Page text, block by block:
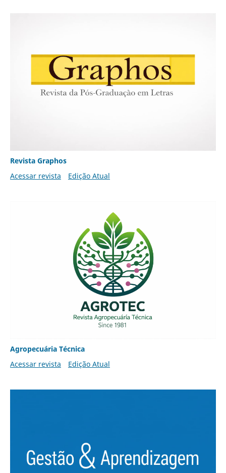
Revista Graphos
Acessar revista
Edição Atual
Agropecuária Técnica
Acessar revista
Edição Atual